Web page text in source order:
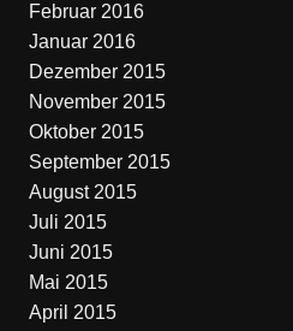
Februar 2016
Januar 2016
Dezember 2015
November 2015
Oktober 2015
September 2015
August 2015
Juli 2015
Juni 2015
Mai 2015
April 2015